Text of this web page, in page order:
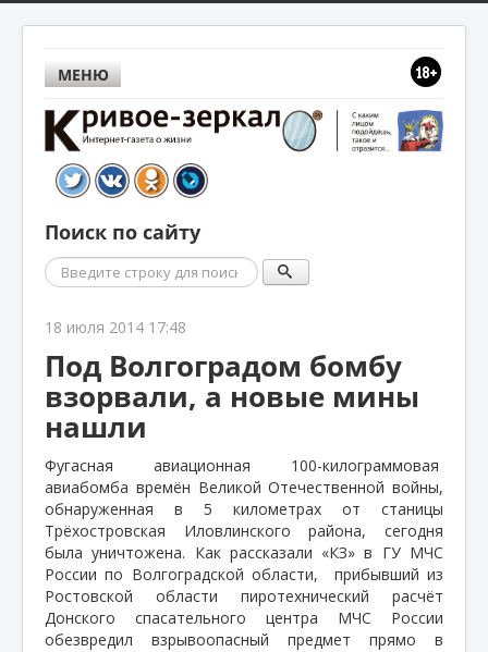
МЕНЮ
Поиск по сайту
Поиск
18 июля 2014 17:48
Под Волгоградом бомбу
взорвали, а новые мины
нашли
Фугасная авиационная 100-килограммовая
авиабомба времён Великой Отечественной войны,
обнаруженная в 5 километрах от станицы
Трёхостровская Иловлинского района, сегодня
была уничтожена. Как рассказали «КЗ» в ГУ МЧС
России по Волгоградской области,
прибывший из
Ростовской области пиротехнический расчёт
Донского спасательного центра МЧС России
обезвредил взрывоопасный предмет прямо в